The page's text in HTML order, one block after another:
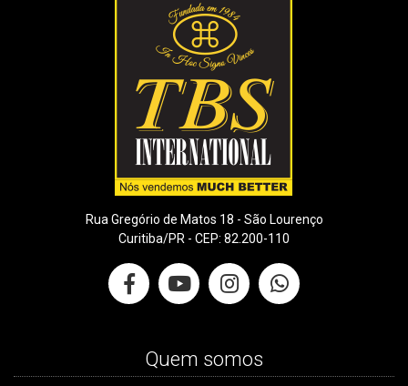
Rua Gregório de Matos 18 - São Lourenço
Curitiba/PR - CEP: 82.200-110
Quem somos